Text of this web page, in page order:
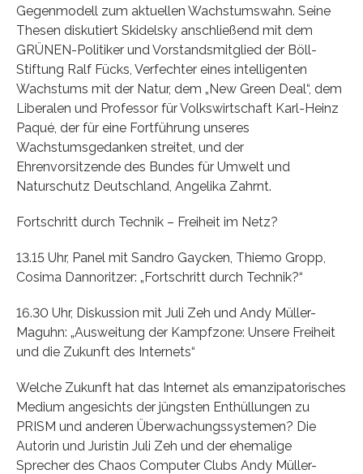
Gegenmodell zum aktuellen Wachstumswahn. Seine
Thesen diskutiert Skidelsky anschließend mit dem
GRÜNEN-Politiker und Vorstandsmitglied der Böll-
Stiftung Ralf Fücks, Verfechter eines intelligenten
Wachstums mit der Natur, dem „New Green Deal“, dem
Liberalen und Professor für Volkswirtschaft Karl-Heinz
Paqué, der für eine Fortführung unseres
Wachstumsgedanken streitet, und der
Ehrenvorsitzende des Bundes für Umwelt und
Naturschutz Deutschland, Angelika Zahrnt.
Fortschritt durch Technik – Freiheit im Netz?
13.15 Uhr, Panel mit Sandro Gaycken, Thiemo Gropp,
Cosima Dannoritzer: „Fortschritt durch Technik?“
16.30 Uhr, Diskussion mit Juli Zeh und Andy Müller-
Maguhn: „Ausweitung der Kampfzone: Unsere Freiheit
und die Zukunft des Internets“
Welche Zukunft hat das Internet als emanzipatorisches
Medium angesichts der jüngsten Enthüllungen zu
PRISM und anderen Überwachungssystemen? Die
Autorin und Juristin Juli Zeh und der ehemalige
Sprecher des Chaos Computer Clubs Andy Müller-